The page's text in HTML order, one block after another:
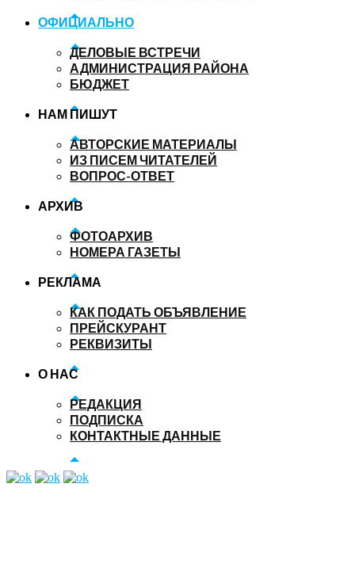
ОФИЦИАЛЬНО
ДЕЛОВЫЕ ВСТРЕЧИ
АДМИНИСТРАЦИЯ РАЙОНА
БЮДЖЕТ
НАМ ПИШУТ
АВТОРСКИЕ МАТЕРИАЛЫ
ИЗ ПИСЕМ ЧИТАТЕЛЕЙ
ВОПРОС-ОТВЕТ
АРХИВ
ФОТОАРХИВ
НОМЕРА ГАЗЕТЫ
РЕКЛАМА
КАК ПОДАТЬ ОБЪЯВЛЕНИЕ
ПРЕЙСКУРАНТ
РЕКВИЗИТЫ
О НАС
РЕДАКЦИЯ
ПОДПИСКА
КОНТАКТНЫЕ ДАННЫЕ